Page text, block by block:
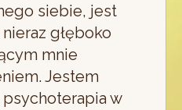
siebie, jest
głęboko
mnie
Jestem
psychoterapia w